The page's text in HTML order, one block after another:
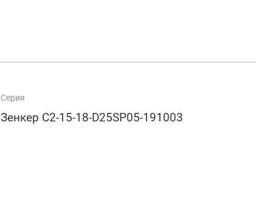
Серия
Зенкер C2-15-18-D25SP05-191003